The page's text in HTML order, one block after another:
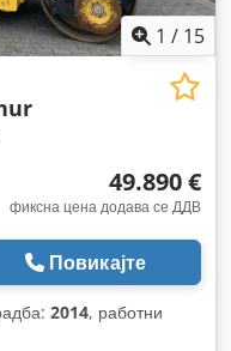
1 / 15
49.890 €
фиксна цена додава се ДДВ
Повикајте
2014, работни